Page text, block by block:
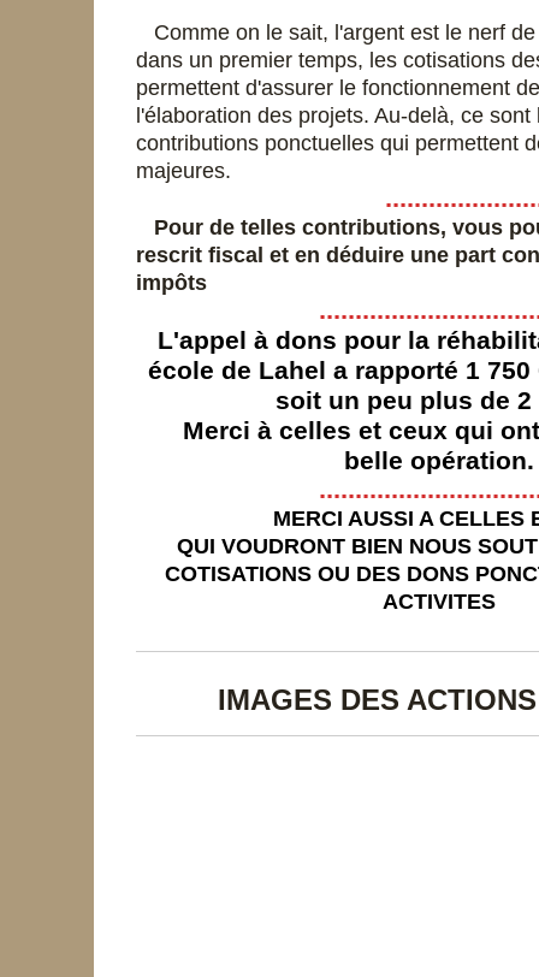
Comme on le sait, l'argent est le nerf
dans un premier temps, les cotisations
permettent d'assurer le fonctionnement
l'élaboration des projets. Au-delà, ce sont
contributions ponctuelles qui permettent
majeures.
Pour de telles contributions, vous
rescrit fiscal et en déduire une part
impôts
L'appel à dons pour la
école de Lahel a rapporté 1 750
soit un peu plus de 2
Merci à celles et ceux qui
belle opération.
MERCI AUSSI A CELLES
QUI VOUDRONT BIEN NOUS
COTISATIONS OU DES DONS
ACTIVITES
IMAGES DES